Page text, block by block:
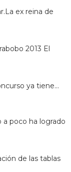
ex reina de
2013 El
ya tiene…
a poco ha logrado
de las tablas